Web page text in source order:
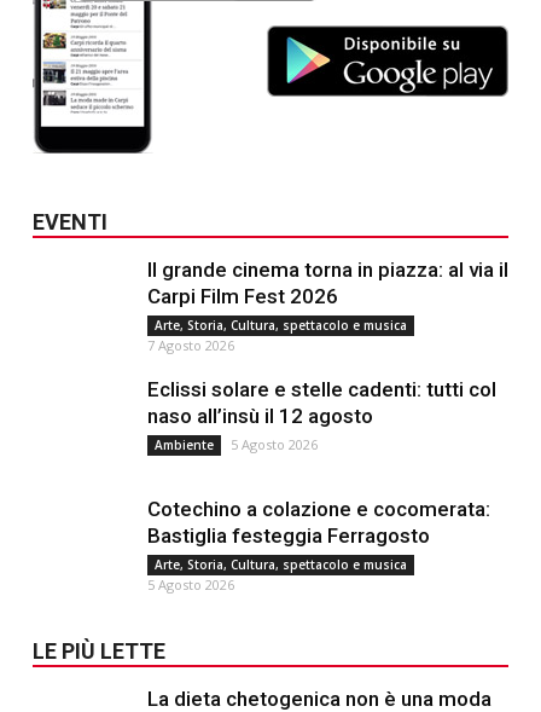
EVENTI
Il grande cinema torna in piazza: al via il
Carpi Film Fest 2026
Arte, Storia, Cultura, spettacolo e musica
7 Agosto 2026
Eclissi solare e stelle cadenti: tutti col
naso all’insù il 12 agosto
Ambiente 5 Agosto 2026
Cotechino a colazione e cocomerata:
Bastiglia festeggia Ferragosto
Arte, Storia, Cultura, spettacolo e musica
5 Agosto 2026
LE PIÙ LETTE
La dieta chetogenica non è una moda